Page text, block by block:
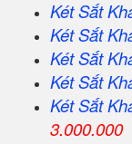
Két Sắt
Két Sắt
Két Sắt
Két Sắt
Két Sắt
3.000.000